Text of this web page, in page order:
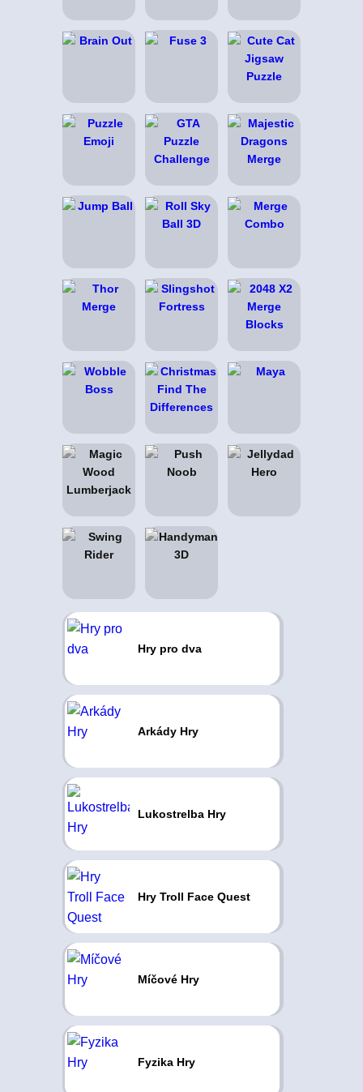
Hry pro dva
Arkády Hry
Lukostrelba Hry
Hry Troll Face Quest
Míčové Hry
Fyzika Hry